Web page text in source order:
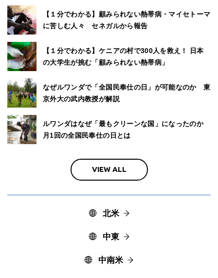
【１分でわかる】顧みられない熱帯病・マイセトーマ
に苦しむ人々 セネガルから報告
【１分でわかる】ケニアの村で300人を救え！ 日本
の大学生が挑む「顧みられない熱帯病」
なぜルワンダで「全国民奉仕の日」が可能なのか 東
京外大の武内教授が解説
ルワンダはなぜ「最もクリーンな国」になったのか
月1回の全国民奉仕の日とは
VIEW ALL
北米
中東
中南米